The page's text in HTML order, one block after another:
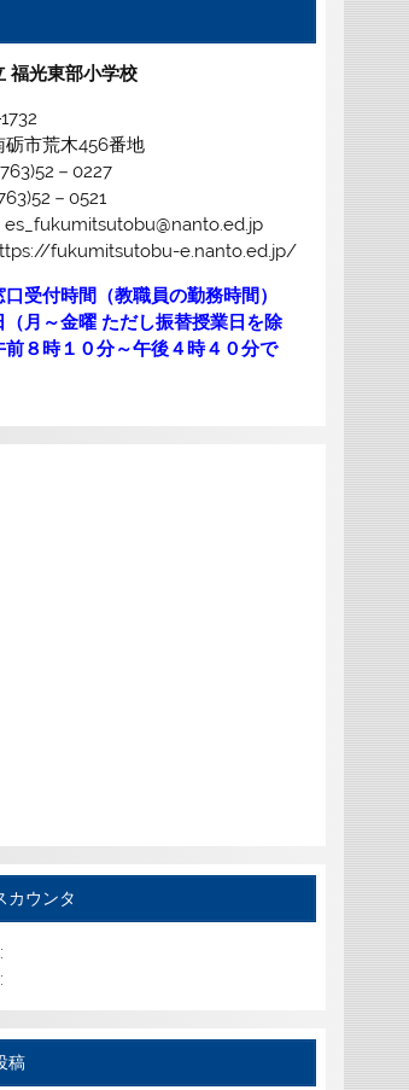
福光東部小学校
砺市荒木456番地
－0227
－0521
fukumitsutobu-e.nanto.ed.jp/
受付時間（教職員の勤務時間）
（月～金曜 ただし振替授業日を除
前８時１０分～午後４時４０分で
カウンタ
稿